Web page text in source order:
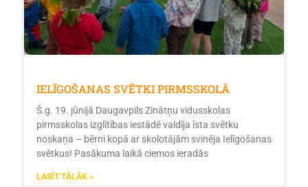
IELĪGOŠANAS SVĒTKI PIRMSSKOLĀ
Š.g. 19. jūnijā Daugavpils Zinātņu vidusskolas
pirmsskolas izglītības iestādē valdīja īsta svētku
noskaņa – bērni kopā ar skolotājām svinēja Ielīgošanas
svētkus! Pasākuma laikā ciemos ieradās
LASĪT TĀLĀK »